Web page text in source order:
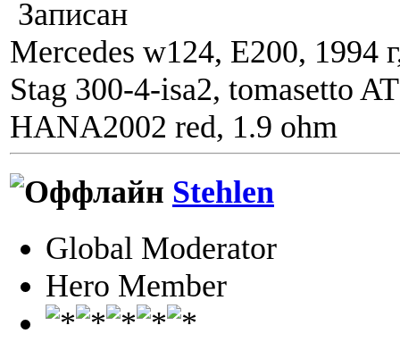
Записан
Mercedes w124, E200, 1994
Stag 300-4-isa2, tomasetto
HANA2002 red, 1.9 ohm
Stehlen
Global Moderator
Hero Member